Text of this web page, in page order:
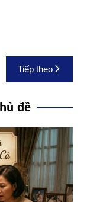
Tiếp theo
đề